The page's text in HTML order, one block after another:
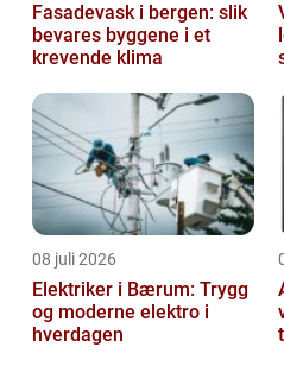
Fasadevask i bergen: slik
bevares byggene i et
krevende klima
08 juli 2026
Elektriker i Bærum: Trygg
og moderne elektro i
hverdagen